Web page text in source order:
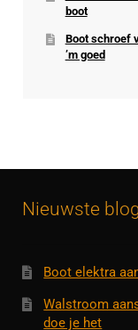
boot
Boot schroef
’m goed
Nieuwste blog
Boot elektra
Walstroom
doe je het